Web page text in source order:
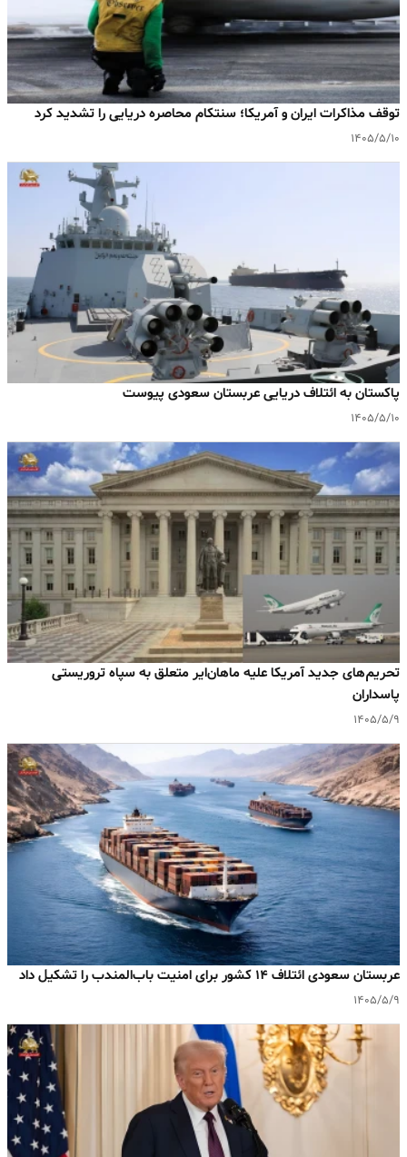
توقف مذاکرات ایران و آمریکا؛ سنتکام محاصره دریایی را تشدید کرد
۱۴۰۵/۵/۱۰
پاکستان به ائتلاف دریایی عربستان سعودی پیوست
۱۴۰۵/۵/۱۰
تحریم‌های جدید آمریکا علیه ماهان‌ایر متعلق به سپاه تروریستی
پاسداران
۱۴۰۵/۵/۹
عربستان سعودی ائتلاف ۱۴ کشور برای امنیت باب‌المندب را تشکیل داد
۱۴۰۵/۵/۹